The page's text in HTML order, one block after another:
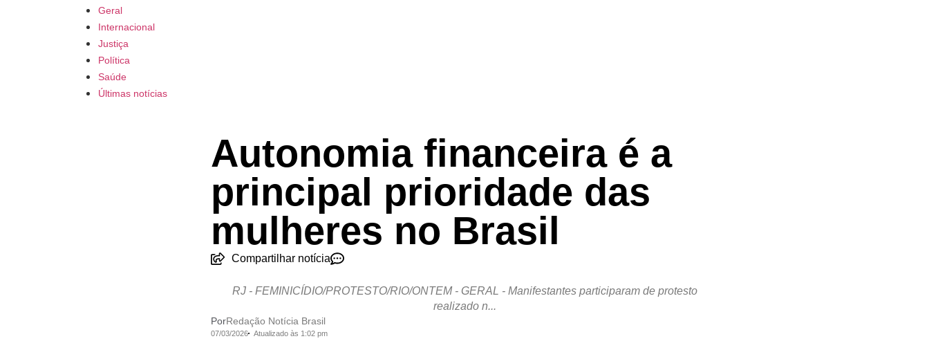
Geral
Internacional
Justiça
Política
Saúde
Últimas notícias
Autonomia financeira é a
principal prioridade das
mulheres no Brasil
Compartilhar notícia
RJ - FEMINICÍDIO/PROTESTO/RIO/ONTEM - GERAL - Manifestantes participaram de protesto
realizado n...
PorRedação Notícia Brasil
07/03/2026 Atualizado às 1:02 pm